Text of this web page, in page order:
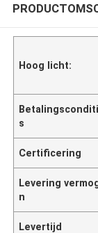
Hoog licht:
s
Certificering
Levering
n
Levertijd